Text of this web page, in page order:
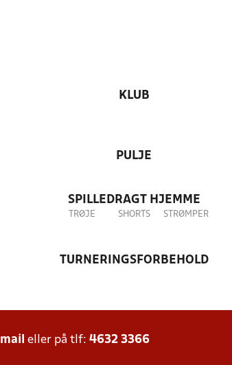
KLUB
PULJE
SPILLEDRAGT HJEMME
TRØJE SHORTS STRØMPER
TURNERINGSFORBEHOLD
mail eller på tlf: 4632 3366